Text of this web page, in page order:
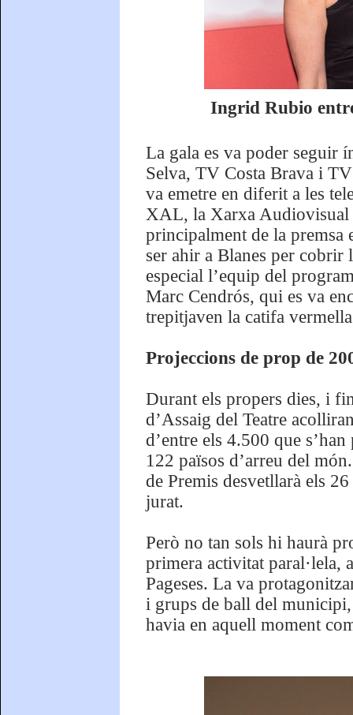
Ingrid Rubio
La gala es va poder seguir
Selva, TV Costa Brava i
va emetre en diferit a les
XAL, la Xarxa Audiovisual
principalment de la premsa
ser ahir a Blanes per cobrir
especial l’equip del
Marc Cendrós, qui es va
trepitjaven la catifa
Projeccions de prop de
Durant els propers dies, i
d’Assaig del Teatre
d’entre els 4.500 que
122 països d’arreu del
de Premis desvetllarà els
jurat.
Però no tan sols hi haurà
primera activitat paral·lela,
Pageses. La va
i grups de ball del
havia en aquell moment